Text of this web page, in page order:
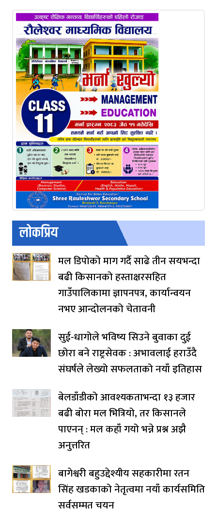
लोकप्रिय
मल डिपोको माग गर्दै साढे तीन सयभन्दा
बढी किसानको हस्ताक्षरसहित
गाउँपालिकामा ज्ञापनपत्र, कार्यान्वयन
नभए आन्दोलनको चेतावनी
सुई-धागोले भविष्य सिउने बुवाका दुई
छोरा बने राष्ट्रसेवक : अभावलाई हराउँदै
संघर्षले लेख्यो सफलताको नयाँ इतिहास
बेलडाँडीको आवश्यकताभन्दा १३ हजार
बढी बोरा मल भित्रियो, तर किसानले
पाएनन् : मल कहाँ गयो भन्ने प्रश्न अझै
अनुत्तरित
बागेश्वरी बहुउद्देश्यीय सहकारीमा रतन
सिंह खडकाको नेतृत्वमा नयाँ कार्यसमिति
सर्वसम्मत चयन